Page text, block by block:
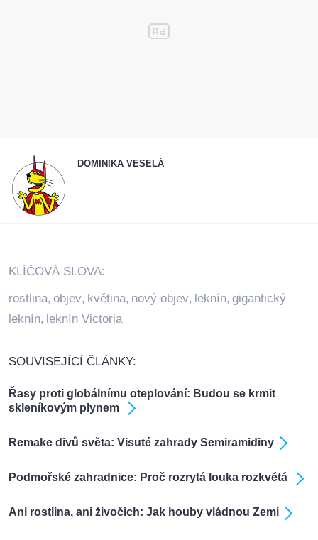
DOMINIKA VESELÁ
KLÍČOVÁ SLOVA:
rostlina, objev, květina, nový objev, leknín, gigantický
leknín, leknín Victoria
SOUVISEJÍCÍ ČLÁNKY:
Řasy proti globálnímu oteplování: Budou se krmit
skleníkovým plynem
Remake divů světa: Visuté zahrady Semiramidiny
Podmořské zahradnice: Proč rozrytá louka rozkvétá
Ani rostlina, ani živočich: Jak houby vládnou Zemi